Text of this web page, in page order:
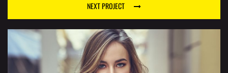
NEXT PROJECT